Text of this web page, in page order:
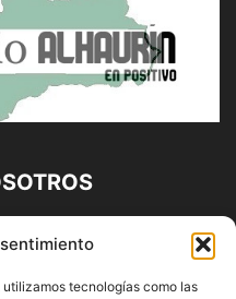
tecnologías como las
Propiedad de
95 71 95 | Noticias de
y Provincia|